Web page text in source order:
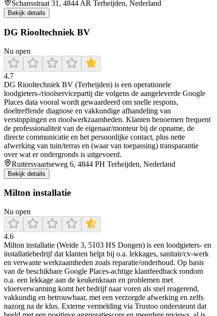
Schansstraat 31, 4844 AR Terheijden, Nederland
Bekijk details
DG Riooltechniek BV
Nu open
4.7
DG Riooltechniek BV (Terheijden) is een operationele
loodgieters-/rioolservicepartij die volgens de aangeleverde Google
Places data vooral wordt gewaardeerd om snelle respons,
doeltreffende diagnose en vakkundige afhandeling van
verstoppingen en rioolwerkzaamheden. Klanten benoemen frequent
de professionaliteit van de eigenaar/monteur bij de opname, de
directe communicatie en het persoonlijke contact, plus nette
afwerking van tuin/terras en (waar van toepassing) transparantie
over wat er ondergronds is uitgevoerd.
Ruitersvaartseweg 6, 4844 PH Terheijden, Nederland
Bekijk details
Milton installatie
Nu open
4.6
Milton installatie (Weide 3, 5103 HS Dongen) is een loodgieters- en
installatiebedrijf dat klanten helpt bij o.a. lekkages, sanitair/cv-werk
en verwante werkzaamheden zoals reparatie/onderhoud. Op basis
van de beschikbare Google Places-achtige klantfeedback rondom
o.a. een lekkage aan de keukenkraan en problemen met
vloerverwarming komt het bedrijf naar voren als snel reagerend,
vakkundig en betrouwbaar, met een verzorgde afwerking en zelfs
nazorg na de klus. Externe vermelding via Trustoo ondersteunt dat